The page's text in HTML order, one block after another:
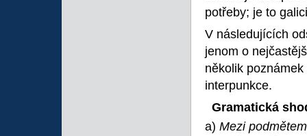
potřeby; je to
V následujících
jenom o
několik
interpunkce.
Gramatická
a) Mezi